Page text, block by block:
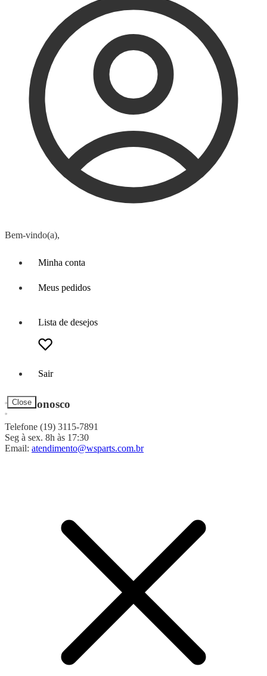
Bem-vindo(a),
Minha conta
Meus pedidos
Lista de desejos
Sair
Close
Fale Conosco
Telefone (19) 3115-7891
Seg à sex. 8h às 17:30
Email: atendimento@wsparts.com.br